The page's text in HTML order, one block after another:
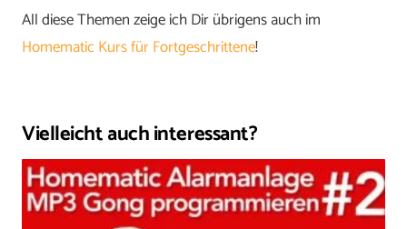
All diese Themen zeige ich Dir übrigens auch im
Homematic Kurs für Fortgeschrittene!
Vielleicht auch interessant?